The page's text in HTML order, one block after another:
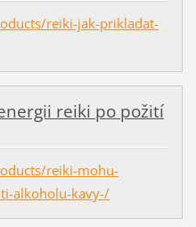
reiki-jak-prikladat-
reiki po požití
reiki-mohu-
alkoholu-kavy-/